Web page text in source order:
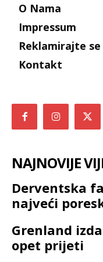
O Nama
Impressum
Reklamirajte se
Kontakt
NAJNOVIJE
Derventska
najveći
Grenland
opet prijeti